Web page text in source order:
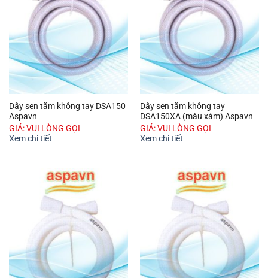
Dây sen tắm không tay DSA150
Aspavn
GIÁ: VUI LÒNG GỌI
Xem chi tiết
Dây sen tắm không tay
DSA150XA (màu xám) Aspavn
GIÁ: VUI LÒNG GỌI
Xem chi tiết